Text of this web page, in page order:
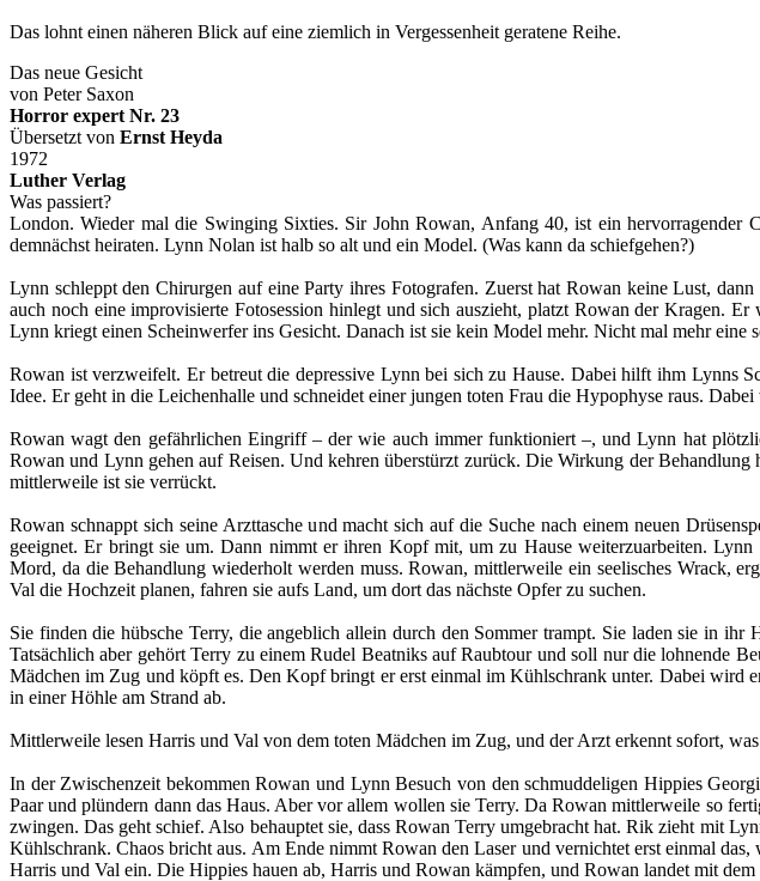
Das lohnt einen näheren Blick auf eine ziemlich in Vergessenheit geratene Reihe.
Das neue Gesicht
von Peter Saxon
Horror expert Nr. 23
Übersetzt von Ernst Heyda
1972
Luther Verlag
Was passiert?
London. Wieder mal die Swinging Sixties. Sir John Rowan, Anfang 40, ist ein
demnächst heiraten. Lynn Nolan ist halb so alt und ein Model. (Was kann da schiefgehen?)
Lynn schleppt den Chirurgen auf eine Party ihres Fotografen. Zuerst hat Rowan keine Lust,
auch noch eine improvisierte Fotosession hinlegt und sich auszieht, platzt Rowan der Kragen.
Lynn kriegt einen Scheinwerfer ins Gesicht. Danach ist sie kein Model mehr. Nicht mal mehr eine
Rowan ist verzweifelt. Er betreut die depressive Lynn bei sich zu Hause. Dabei hilft ihm Lynns
Idee. Er geht in die Leichenhalle und schneidet einer jungen toten Frau die Hypophyse raus.
Rowan wagt den gefährlichen Eingriff – der wie auch immer funktioniert –, und Lynn hat
Rowan und Lynn gehen auf Reisen. Und kehren überstürzt zurück. Die Wirkung der
mittlerweile ist sie verrückt.
Rowan schnappt sich seine Arzttasche und macht sich auf die Suche nach einem neuen
geeignet. Er bringt sie um. Dann nimmt er ihren Kopf mit, um zu Hause weiterzuarbeiten.
Mord, da die Behandlung wiederholt werden muss. Rowan, mittlerweile ein seelisches Wrack,
Val die Hochzeit planen, fahren sie aufs Land, um dort das nächste Opfer zu suchen.
Sie finden die hübsche Terry, die angeblich allein durch den Sommer trampt. Sie laden sie in
Tatsächlich aber gehört Terry zu einem Rudel Beatniks auf Raubtour und soll nur die lohnende
Mädchen im Zug und köpft es. Den Kopf bringt er erst einmal im Kühlschrank unter. Dabei wird
in einer Höhle am Strand ab.
Mittlerweile lesen Harris und Val von dem toten Mädchen im Zug, und der Arzt erkennt sofort,
In der Zwischenzeit bekommen Rowan und Lynn Besuch von den schmuddeligen Hippies
Paar und plündern dann das Haus. Aber vor allem wollen sie Terry. Da Rowan mittlerweile so
zwingen. Das geht schief. Also behauptet sie, dass Rowan Terry umgebracht hat. Rik zieht mit
Kühlschrank. Chaos bricht aus. Am Ende nimmt Rowan den Laser und vernichtet erst einmal
Harris und Val ein. Die Hippies hauen ab, Harris und Rowan kämpfen, und Rowan landet mit